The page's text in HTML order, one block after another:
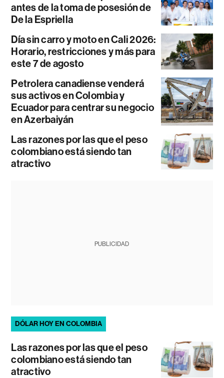
antes de la toma de posesión de
De la Espriella
Día sin carro y moto en Cali 2026:
Horario, restricciones y más para
este 7 de agosto
Petrolera canadiense venderá
sus activos en Colombia y
Ecuador para centrar su negocio
en Azerbaiyán
Las razones por las que el peso
colombiano está siendo tan
atractivo
PUBLICIDAD
DÓLAR HOY EN COLOMBIA
Las razones por las que el peso
colombiano está siendo tan
atractivo